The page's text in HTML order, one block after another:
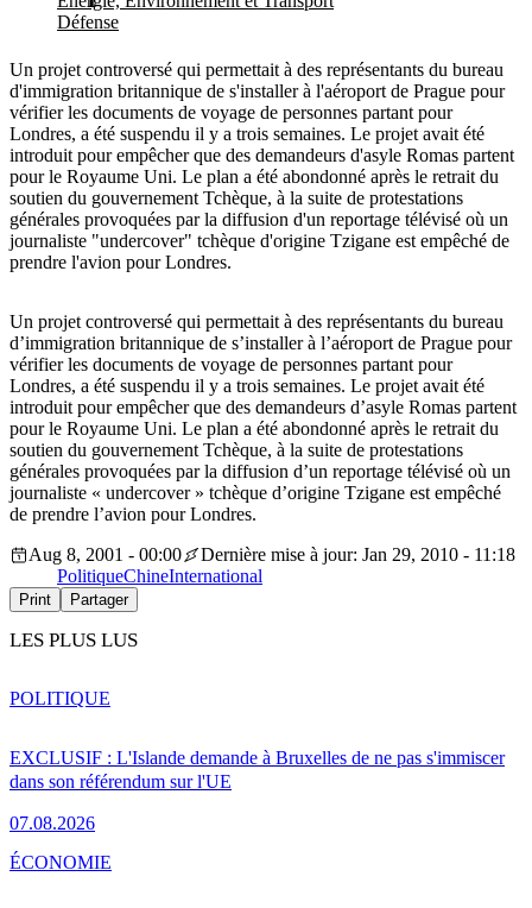
Défense
Un projet controversé qui permettait à des représentants du bureau
d'immigration britannique de s'installer à l'aéroport de Prague pour
vérifier les documents de voyage de personnes partant pour
Londres, a été suspendu il y a trois semaines. Le projet avait été
introduit pour empêcher que des demandeurs d'asyle Romas partent
pour le Royaume Uni. Le plan a été abondonné après le retrait du
soutien du gouvernement Tchèque, à la suite de protestations
générales provoquées par la diffusion d'un reportage télévisé où un
journaliste "undercover" tchèque d'origine Tzigane est empêché de
prendre l'avion pour Londres.
Un projet controversé qui permettait à des représentants du bureau
d’immigration britannique de s’installer à l’aéroport de Prague pour
vérifier les documents de voyage de personnes partant pour
Londres, a été suspendu il y a trois semaines. Le projet avait été
introduit pour empêcher que des demandeurs d’asyle Romas partent
pour le Royaume Uni. Le plan a été abondonné après le retrait du
soutien du gouvernement Tchèque, à la suite de protestations
générales provoquées par la diffusion d’un reportage télévisé où un
journaliste « undercover » tchèque d’origine Tzigane est empêché
de prendre l’avion pour Londres.
Aug 8, 2001 - 00:00
Dernière mise à jour: Jan 29, 2010 - 11:18
PolitiqueChineInternational
Print Partager
LES PLUS LUS
EXCLUSIF : L'Islande demande à Bruxelles de ne pas s'immiscer
dans son référendum sur l'UE
07.08.2026
POLITIQUE
ÉCONOMIE